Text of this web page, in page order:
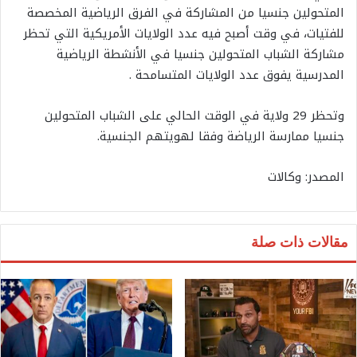
المتحولين جنسيا من المشاركة في الفرق الرياضية المخصصة
للفتيات، في وقت أصبح فيه عدد الولايات الأمريكية التي تحظر
مشاركة الشباب المتحولين جنسيا في الأنشطة الرياضية
المدرسية يفوق عدد الولايات المتسامحة .
وتحظر 29 ولاية في الوقت الحالي على الشباب المتحولين
جنسيا ممارسة الرياضة وفقا لهويتهم الجنسية.
المصدر: وكالات
مقالات ذات صلة